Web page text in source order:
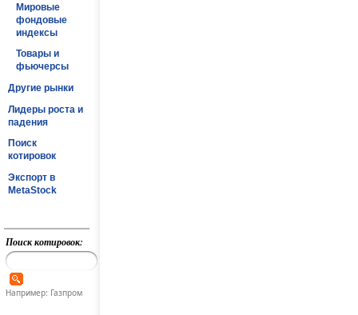
Мировые
фондовые
индексы
Товары и
фьючерсы
Другие рынки
Лидеры роста и
падения
Поиск
котировок
Экспорт в
MetaStock
Поиск котировок:
Например: Газпром